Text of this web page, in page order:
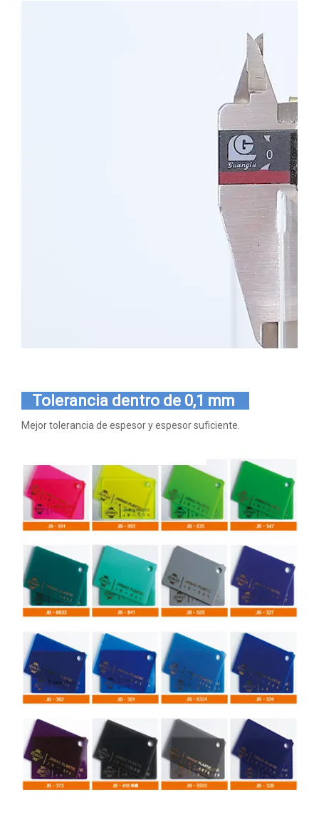
Tolerancia dentro de 0,1 mm
Mejor tolerancia de espesor y espesor suficiente.